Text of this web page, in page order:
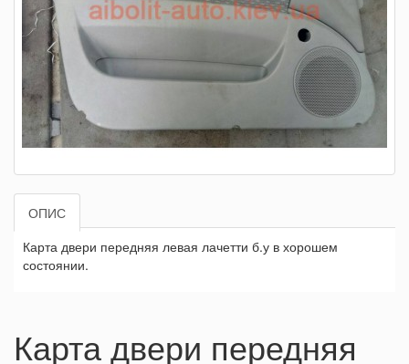
ОПИС
Карта двери передняя левая лачетти б.у в хорошем
состоянии.
Карта двери передняя